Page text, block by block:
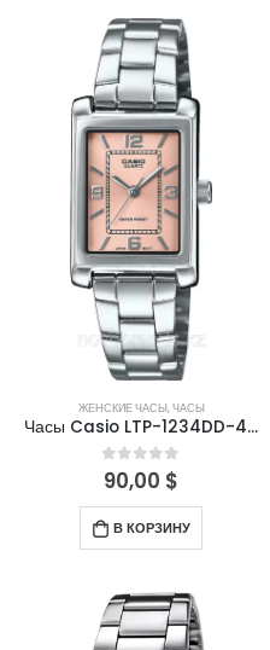
ЖЕНСКИЕ ЧАСЫ,ЧАСЫ
Часы Casio LTP-1234DD-4ADF
0out of 5
90,00 $
В КОРЗИНУ